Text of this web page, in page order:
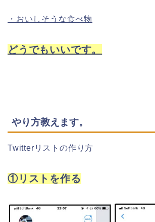
・おいしそうな食べ物
どうでもいいです。
やり方教えます。
Twitterリストの作り方
①リストを作る